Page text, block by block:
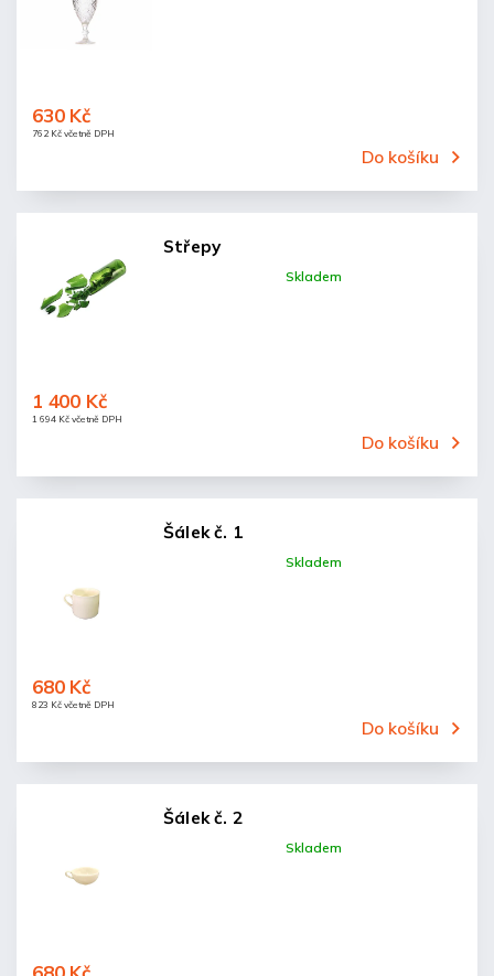
762 Kč včetně DPH
630 Kč
Do košíku
Střepy
Skladem
1 694 Kč včetně DPH
1 400 Kč
Do košíku
Šálek č. 1
Skladem
823 Kč včetně DPH
680 Kč
Do košíku
Šálek č. 2
Skladem